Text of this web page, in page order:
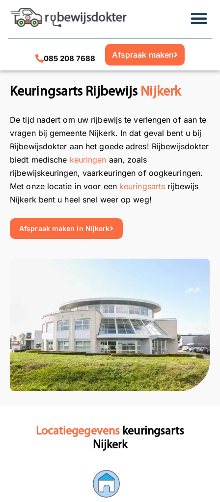
085 208 7688 Afspraak maken
Keuringsarts Rijbewijs Nijkerk
De tijd nadert om uw rijbewijs te verlengen of aan te
vragen bij gemeente Nijkerk. In dat geval bent u bij
Rijbewijsdokter aan het goede adres! Rijbewijsdokter
biedt medische keuringen aan, zoals
rijbewijskeuringen, vaarkeuringen of oogkeuringen.
Met onze locatie in voor een keuringsarts rijbewijs
Nijkerk bent u heel snel weer op weg!
Afspraak maken in Nijkerk
Locatiegegevens keuringsarts
Nijkerk